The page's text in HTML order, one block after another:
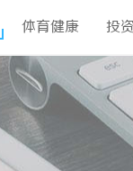
体育健康 投